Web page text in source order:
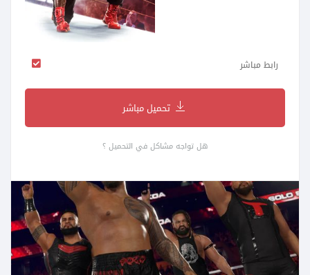
رابط مباشر
تحميل مباشر
هل تواجه مشاكل في التحميل ؟